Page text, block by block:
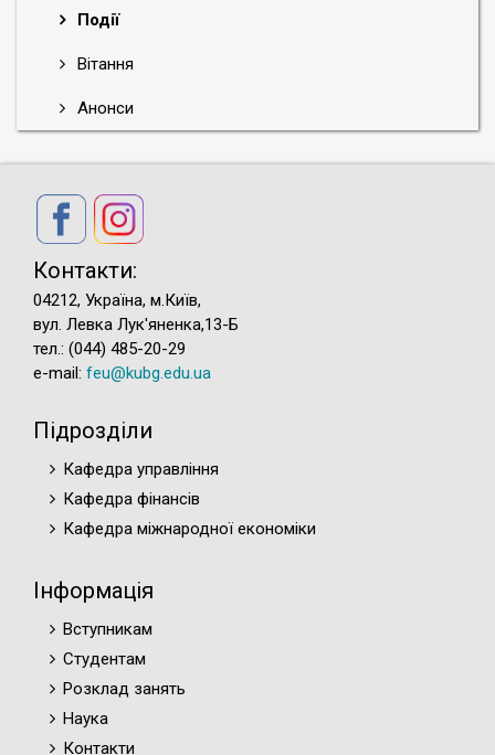
Події
Вітання
Анонси
Контакти:
04212, Україна, м.Київ,
вул. Левка Лук'яненка,13-Б
тел.: (044) 485-20-29
e-mail: feu@kubg.edu.ua
Підрозділи
Кафедра управління
Кафедра фінансів
Кафедра міжнародної економіки
Інформація
Вступникам
Студентам
Розклад занять
Наука
Контакти